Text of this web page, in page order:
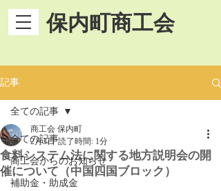
保内町商工会
記事
全ての記事
商工会からのお知らせ
補助金・助成金
全ての記事
食料システム法に関する地方説明会の開
催について（中国四国ブロック）
商工会 保内町
2月3日 読了時間: 1分